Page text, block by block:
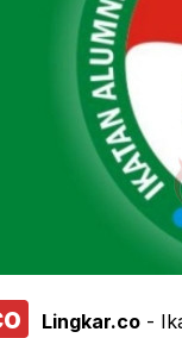
Lingkar.co -